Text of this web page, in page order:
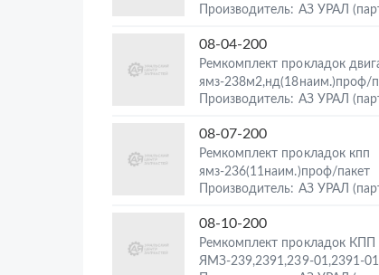
Производитель: АЗ УРАЛ
08-04-200
Ремкомплект прокладок
ямз-238м2,нд(18наим.)проф/
Производитель: АЗ УРАЛ
08-07-200
Ремкомплект прокладок кпп
ямз-236(11наим.)проф/пакет
Производитель: АЗ УРАЛ
08-10-200
Ремкомплект прокладок КПП
ЯМЗ-239,2391,239-01,2391-